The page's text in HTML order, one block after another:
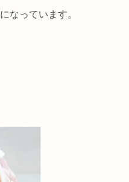
になっています。